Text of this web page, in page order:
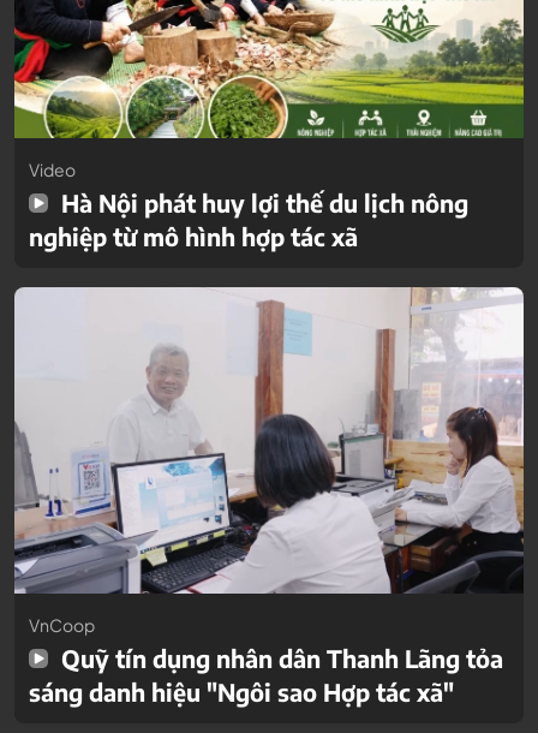
Video
Hà Nội phát huy lợi thế du lịch nông
nghiệp từ mô hình hợp tác xã
VnCoop
Quỹ tín dụng nhân dân Thanh Lãng tỏa
sáng danh hiệu "Ngôi sao Hợp tác xã"